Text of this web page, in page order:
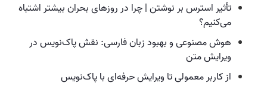
تأثیر استرس بر نوشتن | چرا در روزهای بحران بیشتر اشتباه
می‌کنیم؟
هوش مصنوعی و بهبود زبان فارسی: نقش پاک‌نویس در
ویرایش متن
از کاربر معمولی تا ویرایش حرفه‌ای با پاک‌نویس